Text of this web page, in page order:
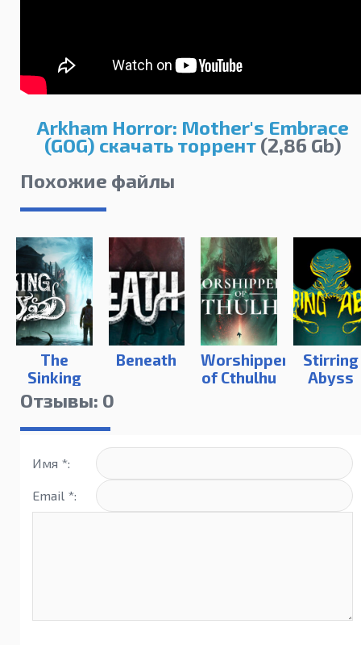
Arkham Horror: Mother's Embrace
(GOG) скачать торрент(2,86 Gb)
Похожие файлы
The
Sinking
City |
Deluxe
Edition
Beneath
Worshippers
of Cthulhu
Stirring
Abyss
Отзывы: 0
Имя *:
Email *: